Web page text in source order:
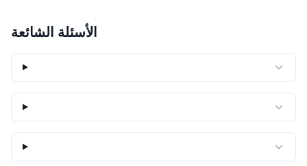
الأسئلة الشائعة